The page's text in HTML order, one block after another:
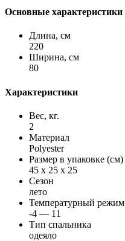
Основные характеристики
Длина, см
220
Ширина, см
80
Характеристики
Вес, кг.
2
Материал
Polyester
Размер в упаковке (см)
45 x 25 x 25
Сезон
лето
Температурный режим
-4 — 11
Тип спальника
одеяло